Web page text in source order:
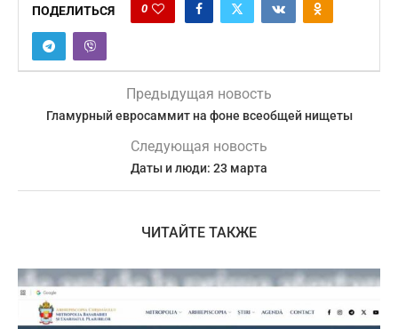
ПОДЕЛИТЬСЯ 0
Предыдущая новость
Гламурный евросаммит на фоне всеобщей нищеты
Следующая новость
Даты и люди: 23 марта
ЧИТАЙТЕ ТАКЖЕ